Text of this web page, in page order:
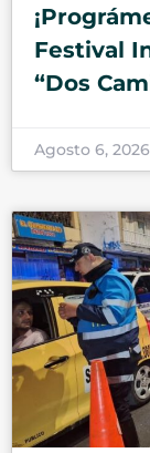
Festival
“Dos
Agosto 6, 2026